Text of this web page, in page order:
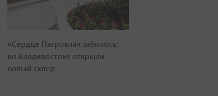
«Сердце Патрокла» забилось:
во Владивостоке открыли
новый сквер